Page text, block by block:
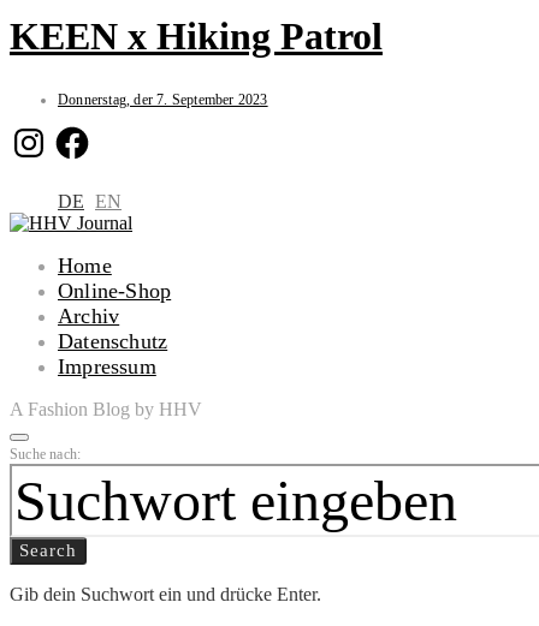
KEEN x Hiking Patrol
Donnerstag, der 7. September 2023
InstagramFacebook
DE EN
Home
Online-Shop
Archiv
Datenschutz
Impressum
A Fashion Blog by HHV
Suche nach:
Search
Gib dein Suchwort ein und drücke Enter.